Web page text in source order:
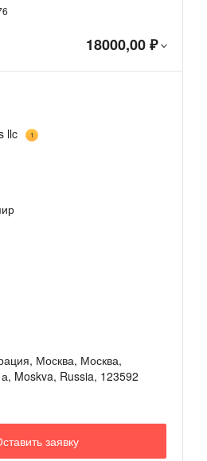
18000,00 ₽
llc 1
Москва, Москва,
Moskva, Russia, 123592
заявку